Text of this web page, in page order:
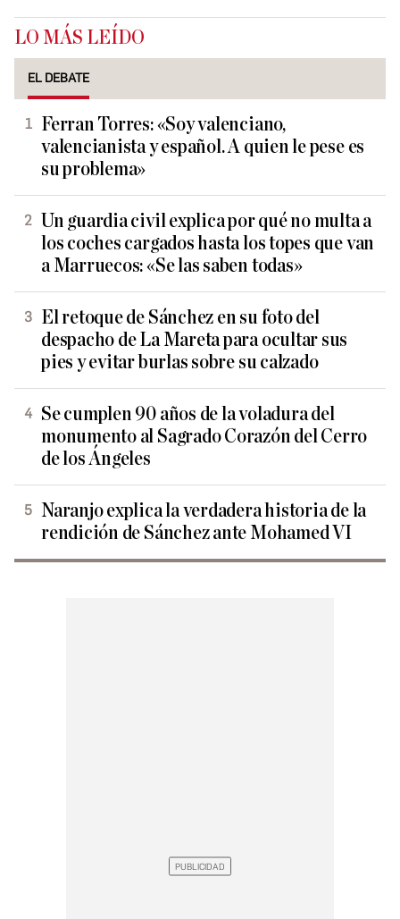
LO MÁS LEÍDO
EL DEBATE
Ferran Torres: «Soy valenciano,
valencianista y español. A quien le pese es
su problema»
Un guardia civil explica por qué no multa a
los coches cargados hasta los topes que van
a Marruecos: «Se las saben todas»
El retoque de Sánchez en su foto del
despacho de La Mareta para ocultar sus
pies y evitar burlas sobre su calzado
Se cumplen 90 años de la voladura del
monumento al Sagrado Corazón del Cerro
de los Ángeles
Naranjo explica la verdadera historia de la
rendición de Sánchez ante Mohamed VI